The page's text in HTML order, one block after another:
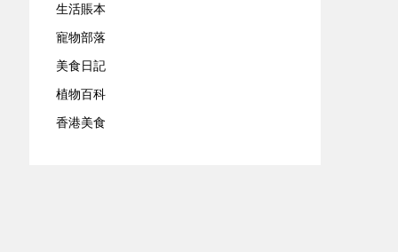
生活賬本
寵物部落
美食日記
植物百科
香港美食